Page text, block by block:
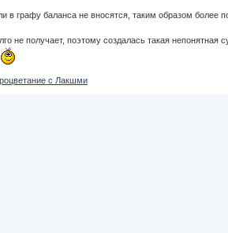
в графу баланса не вносятся, таким образом более
не получает, поэтому создалась такая непонятная
с Лакшми